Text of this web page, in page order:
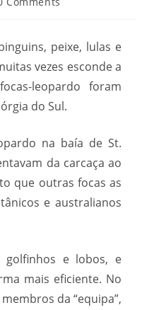
peixe, lulas e
vezes esconde a
leopardo foram
do Sul.
na baía de St.
da carcaça ao
que outras focas as
e australianos
golfinhos e lobos, e
mais eficiente. No
da “equipa”,